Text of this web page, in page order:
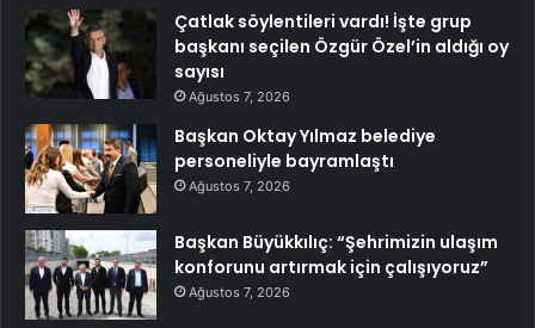
Çatlak söylentileri vardı! İşte grup
başkanı seçilen Özgür Özel’in aldığı oy
sayısı
Ağustos 7, 2026
Başkan Oktay Yılmaz belediye
personeliyle bayramlaştı
Ağustos 7, 2026
Başkan Büyükkılıç: “Şehrimizin ulaşım
konforunu artırmak için çalışıyoruz”
Ağustos 7, 2026